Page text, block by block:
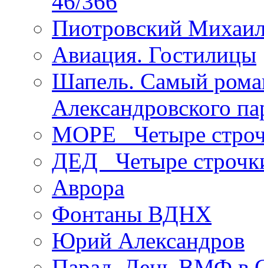
Пиотровский
Авиация. Гостилицы
Шапель. Самый
Александровского
МОРЕ _Четыре
ДЕД _Четыре
Аврора
Фонтаны ВДНХ
Юрий Александров